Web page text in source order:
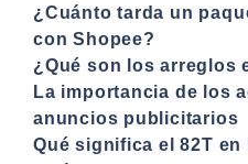
¿Cuánto tarda un
con Shopee?
¿Qué son los arreglos
La importancia de los
anuncios publicitarios
Qué significa el 82T en